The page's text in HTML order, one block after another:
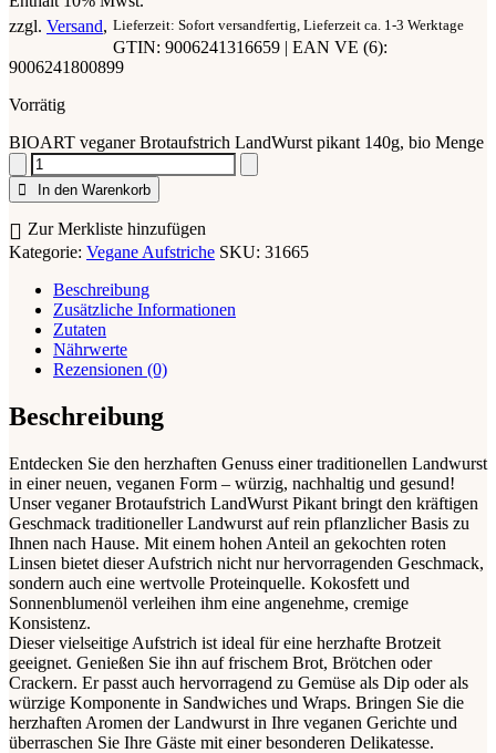
zzgl. Versand Lieferzeit: Sofort versandfertig, Lieferzeit ca. 1-3 Werktage
GTIN: 9006241316659 | EAN VE (6):
9006241800899
Vorrätig
BIOART veganer Brotaufstrich LandWurst pikant 140g, bio Menge
In den Warenkorb
Zur Merkliste hinzufügen
Kategorie: Vegane Aufstriche SKU: 31665
Beschreibung
Zusätzliche Informationen
Zutaten
Nährwerte
Rezensionen (0)
Beschreibung
Entdecken Sie den herzhaften Genuss einer traditionellen Landwurst
in einer neuen, veganen Form – würzig, nachhaltig und gesund!
Unser veganer Brotaufstrich LandWurst Pikant bringt den kräftigen
Geschmack traditioneller Landwurst auf rein pflanzlicher Basis zu
Ihnen nach Hause. Mit einem hohen Anteil an gekochten roten
Linsen bietet dieser Aufstrich nicht nur hervorragenden Geschmack,
sondern auch eine wertvolle Proteinquelle. Kokosfett und
Sonnenblumenöl verleihen ihm eine angenehme, cremige
Konsistenz.
Dieser vielseitige Aufstrich ist ideal für eine herzhafte Brotzeit
geeignet. Genießen Sie ihn auf frischem Brot, Brötchen oder
Crackern. Er passt auch hervorragend zu Gemüse als Dip oder als
würzige Komponente in Sandwiches und Wraps. Bringen Sie die
herzhaften Aromen der Landwurst in Ihre veganen Gerichte und
überraschen Sie Ihre Gäste mit einer besonderen Delikatesse.